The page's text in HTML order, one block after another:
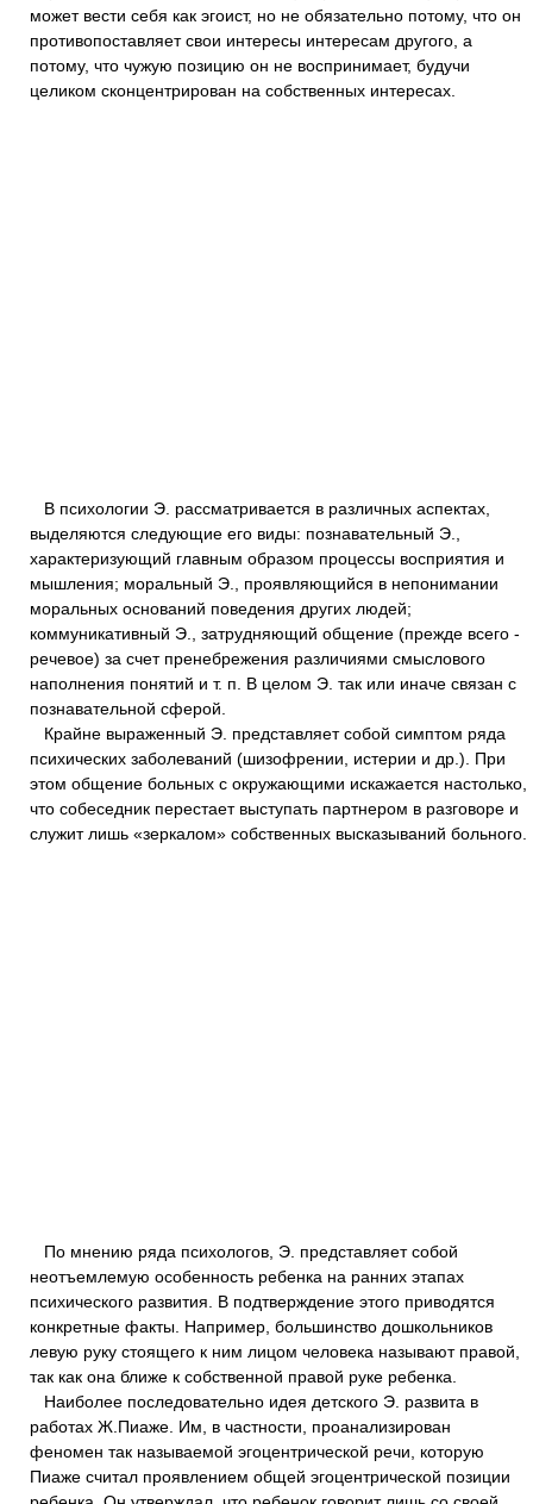
может вести себя как эгоист, но не обязательно потому, что он
противопоставляет свои интересы интересам другого, а
потому, что чужую позицию он не воспринимает, будучи
целиком сконцентрирован на собственных интересах.
В психологии Э. рассматривается в различных аспектах,
выделяются следующие его виды: познавательный Э.,
характеризующий главным образом процессы восприятия и
мышления; моральный Э., проявляющийся в непонимании
моральных оснований поведения других людей;
коммуникативный Э., затрудняющий общение (прежде всего -
речевое) за счет пренебрежения различиями смыслового
наполнения понятий и т. п. В целом Э. так или иначе связан с
познавательной сферой.
Крайне выраженный Э. представляет собой симптом ряда
психических заболеваний (шизофрении, истерии и др.). При
этом общение больных с окружающими искажается настолько,
что собеседник перестает выступать партнером в разговоре и
служит лишь «зеркалом» собственных высказываний больного.
По мнению ряда психологов, Э. представляет собой
неотъемлемую особенность ребенка на ранних этапах
психического развития. В подтверждение этого приводятся
конкретные факты. Например, большинство дошкольников
левую руку стоящего к ним лицом человека называют правой,
так как она ближе к собственной правой руке ребенка.
Наиболее последовательно идея детского Э. развита в
работах Ж.Пиаже. Им, в частности, проанализирован
феномен так называемой эгоцентрической речи, которую
Пиаже считал проявлением общей эгоцентрической позиции